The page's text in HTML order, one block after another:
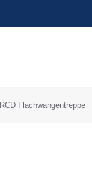
RCD Flachwangentreppe